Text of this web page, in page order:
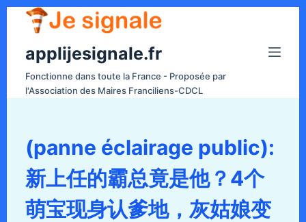
applijesignale.fr
Fonctionne dans toute la France - Proposée par
l'Association des Maires Franciliens-CDCL
(panne éclairage public):
新上任的霸总竟是他？4个
萌宝现身认爹地，灰姑娘变